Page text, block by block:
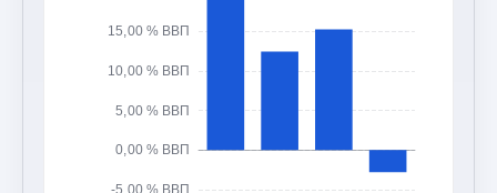
-5,00 % ВВП
0,00 % ВВП
5,00 % ВВП
10,00 % ВВП
15,00 % ВВП